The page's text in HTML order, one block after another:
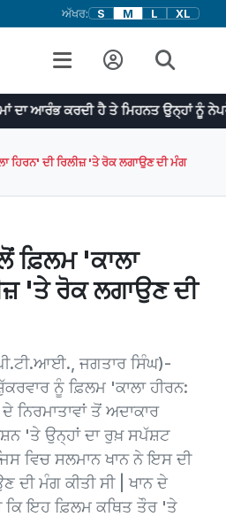
ਅੱਖਰ: S M L XL
ਹੈ ਤੇ ਮਿਹਨਤ ਉਨ੍ਹਾਂ ਨੂੰ ਨੇਪਰੇ ਚੜ੍ਹਾਉਂਦੀ
ਹਿਰਨ' ਦੀ ਰਿਲੀਜ਼ 'ਤੇ ਰੋਕ ਲਗਾਉਣ ਦੀ ਮੰਗ
ਫ਼ਿਲਮ 'ਕਾਲਾ
'ਤੇ ਰੋਕ ਲਗਾਉਣ ਦੀ
ਜਗਤਾਰ ਸਿੰਘ)-
ਨੂੰ ਫ਼ਿਲਮ 'ਕਾਲਾ ਹੀਰਨ:
ਨਿਰਮਾਤਾਵਾਂ ਤੋਂ ਅਦਾਕਾਰ
'ਤੇ ਉਨ੍ਹਾਂ ਦਾ ਰੁਖ਼ ਸਪੱਸ਼ਟ
ਵਿਚ ਸਲਮਾਨ ਖਾਨ ਨੇ ਇਸ ਦੀ
ਦੀ ਮੰਗ ਕੀਤੀ ਸੀ | ਖਾਨ ਦੇ
ਕਿ ਇਹ ਫ਼ਿਲਮ ਕਥਿਤ ਤੌਰ 'ਤੇ